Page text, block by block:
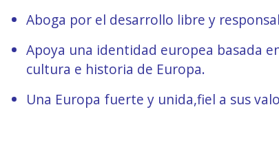
Aboga por el desarrollo libre y
Apoya una identidad europea basada
cultura e historia de Europa.
Una Europa fuerte y unida,fiel a sus